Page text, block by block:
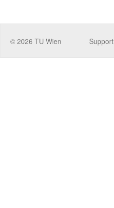
© 2026 TU Wien
Support